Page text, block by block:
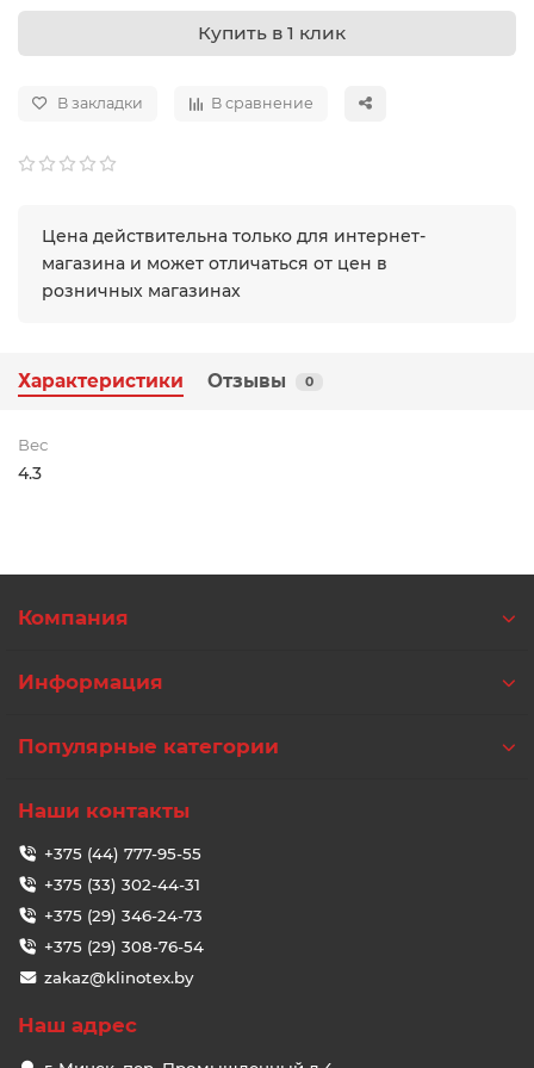
Купить в 1 клик
В закладки В сравнение
Цена действительна только для интернет-
магазина и может отличаться от цен в
розничных магазинах
Характеристики Отзывы 0
Вес
4.3
Компания
Информация
Популярные категории
Наши контакты
+375 (44) 777-95-55
+375 (33) 302-44-31
+375 (29) 346-24-73
+375 (29) 308-76-54
zakaz@klinotex.by
Наш адрес